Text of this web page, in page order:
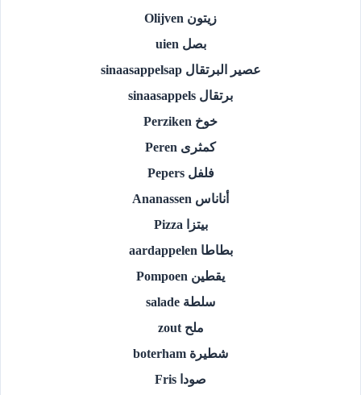
زيتون Olijven
بصل uien
عصير البرتقال sinaasappelsap
برتقال sinaasappels
خوخ Perziken
كمثرى Peren
فلفل Pepers
أناناس Ananassen
بيتزا Pizza
بطاطا aardappelen
يقطين Pompoen
سلطة salade
ملح zout
شطيرة boterham
صودا Fris